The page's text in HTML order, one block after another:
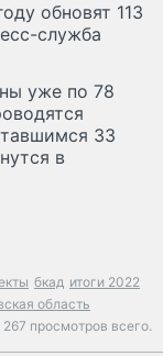
обновят 113
служба
уже по 78
33
в
бкад итоги 2022
область
267 просмотров всего.